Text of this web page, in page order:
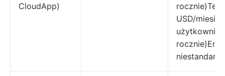
CloudApp)
USD/